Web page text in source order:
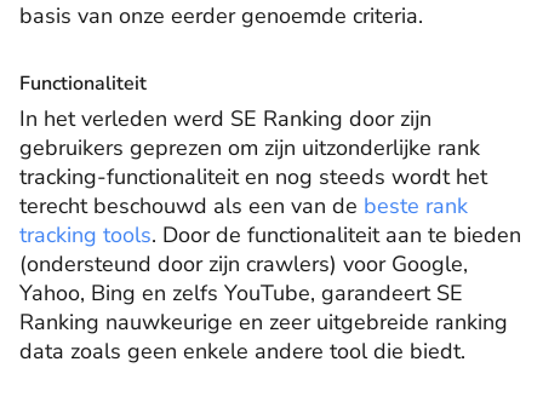
basis van onze eerder genoemde criteria.
Functionaliteit
In het verleden werd SE Ranking door zijn
gebruikers geprezen om zijn uitzonderlijke rank
tracking-functionaliteit en nog steeds wordt het
terecht beschouwd als een van de beste rank
tracking tools. Door de functionaliteit aan te bieden
(ondersteund door zijn crawlers) voor Google,
Yahoo, Bing en zelfs YouTube, garandeert SE
Ranking nauwkeurige en zeer uitgebreide ranking
data zoals geen enkele andere tool die biedt.